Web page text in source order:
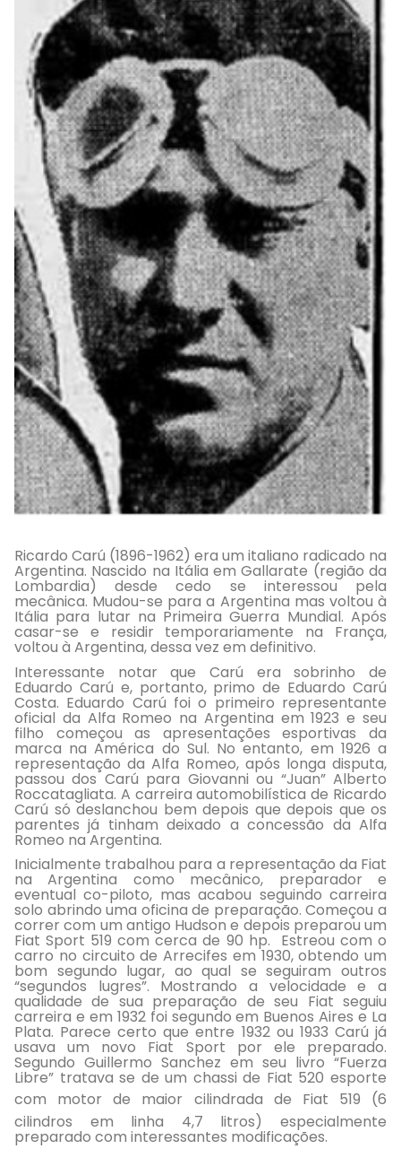
Ricardo Carú (1896-1962) era um italiano radicado na
Argentina. Nascido na Itália em Gallarate (região da
Lombardia) desde cedo se interessou pela
mecânica. Mudou-se para a Argentina mas voltou à
Itália para lutar na Primeira Guerra Mundial. Após
casar-se e residir temporariamente na França,
voltou à Argentina, dessa vez em definitivo.
Interessante notar que Carú era sobrinho de
Eduardo Carú e, portanto, primo de Eduardo Carú
Costa. Eduardo Carú foi o primeiro representante
oficial da Alfa Romeo na Argentina em 1923 e seu
filho começou as apresentações esportivas da
marca na América do Sul. No entanto, em 1926 a
representação da Alfa Romeo, após longa disputa,
passou dos Carú para Giovanni ou “Juan” Alberto
Roccatagliata. A carreira automobilística de Ricardo
Carú só deslanchou bem depois que depois que os
parentes já tinham deixado a concessão da Alfa
Romeo na Argentina.
Inicialmente trabalhou para a representação da Fiat
na Argentina como mecânico, preparador e
eventual co-piloto, mas acabou seguindo carreira
solo abrindo uma oficina de preparação. Começou a
correr com um antigo Hudson e depois preparou um
Fiat Sport 519 com cerca de 90 hp. Estreou com o
carro no circuito de Arrecifes em 1930, obtendo um
bom segundo lugar, ao qual se seguiram outros
“segundos lugres”. Mostrando a velocidade e a
qualidade de sua preparação de seu Fiat seguiu
carreira e em 1932 foi segundo em Buenos Aires e La
Plata. Parece certo que entre 1932 ou 1933 Carú já
usava um novo Fiat Sport por ele preparado.
Segundo Guillermo Sanchez em seu livro “Fuerza
Libre” tratava se de um chassi de Fiat 520 esporte
com motor de
maior cilindrada de Fiat 519 (6
cilindros em linha 4,7 litros) especialmente
preparado com interessantes modificações.